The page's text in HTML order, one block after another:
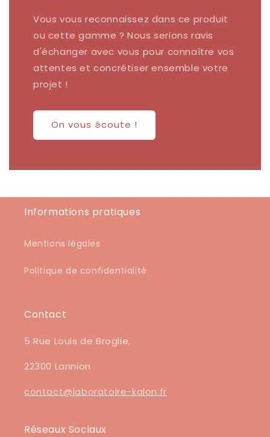
Vous vous reconnaissez dans ce produit
ou cette gamme ? Nous serions ravis
d'échanger avec vous pour connaître vos
attentes et concrétiser ensemble votre
projet !
On vous écoute !
Informations pratiques
Mentions légales
Politique de confidentialité
Contact
5 Rue Louis de Broglie,
22300 Lannion
contact@laboratoire-kalon.fr
Réseaux Sociaux